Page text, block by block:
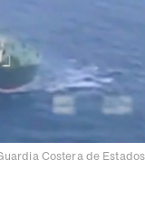
Costera de Estados